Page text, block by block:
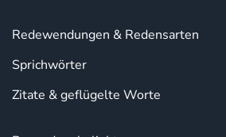
Redewendungen & Redensarten
Sprichwörter
Zitate & geflügelte Worte